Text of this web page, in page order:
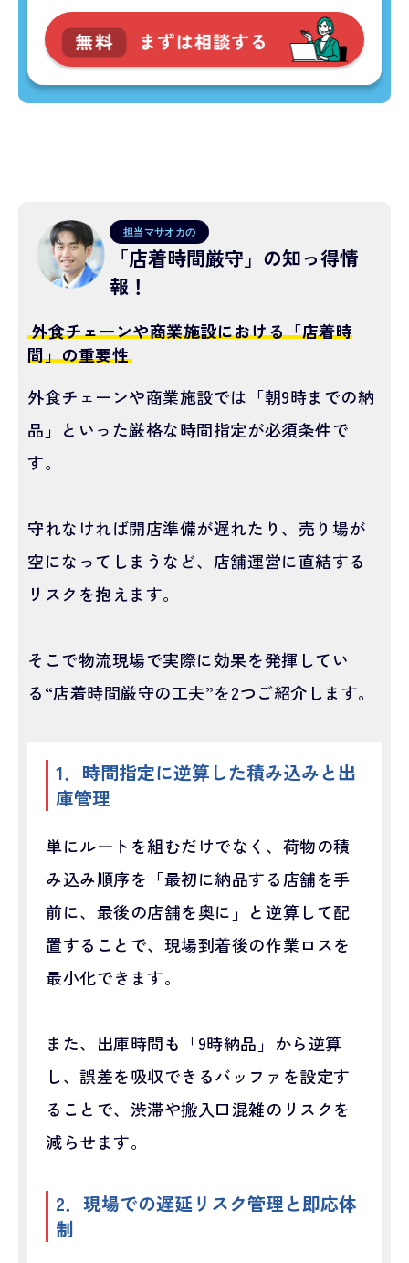
担当マサオカの
「店着時間厳守」の知っ得情
報！
外食チェーンや商業施設における「店着時
間」の重要性
外食チェーンや商業施設では「朝9時までの納
品」といった厳格な時間指定が必須条件で
す。
守れなければ開店準備が遅れたり、売り場が
空になってしまうなど、店舗運営に直結する
リスクを抱えます。
そこで物流現場で実際に効果を発揮してい
る“店着時間厳守の工夫”を2つご紹介します。
1．時間指定に逆算した積み込みと出
庫管理
単にルートを組むだけでなく、荷物の積
み込み順序を「最初に納品する店舗を手
前に、最後の店舗を奥に」と逆算して配
置することで、現場到着後の作業ロスを
最小化できます。
また、出庫時間も「9時納品」から逆算
し、誤差を吸収できるバッファを設定す
ることで、渋滞や搬入口混雑のリスクを
減らせます。
2．現場での遅延リスク管理と即応体
制